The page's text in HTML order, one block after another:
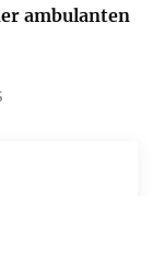
ambulanten